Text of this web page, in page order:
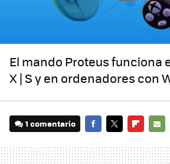
El mando Proteus funciona
X | S y en ordenadores con
1 comentario
MAIL